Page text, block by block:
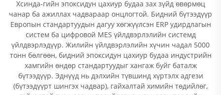
Хсинда-гийн эпоксидун цахиур будаа зах зүйд өвөрмөц
чанар ба ажиллах чадвараар онцлогтой. Бидний бүтээдүүр
Европын стандартуудын дагуу хөгжүүлсэн ERP удирдлагын
систем ба цифровой MES үйлдвэрлэлийн системд
үйлдвэрлэдүүр. Жилийн үйлдвэрлэлийн хүчин чадал 5000
тонн бөлгөөн, бидний эпоксидун цахиур будаа индустрийн
хамгийн өндөр стандартуудыг хангаж буйг баталж
бүтээдүүр. Эднүүд нь дэлхийн түвшинд хүртэлх адгези
(бүтээдүүрт шингэх чадвар), гайхалтай химийн төдийлөг,